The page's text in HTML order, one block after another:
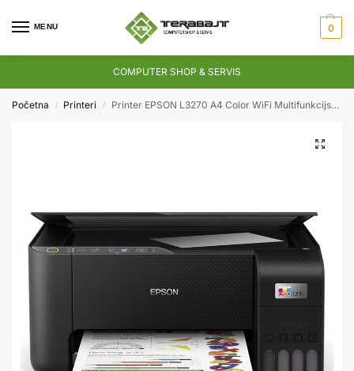
MENU 0
COMPUTER SHOP & SERVIS
Početna / Printeri / Printer EPSON L3270 A4 Color WiFi Multifunkcijski InkTank